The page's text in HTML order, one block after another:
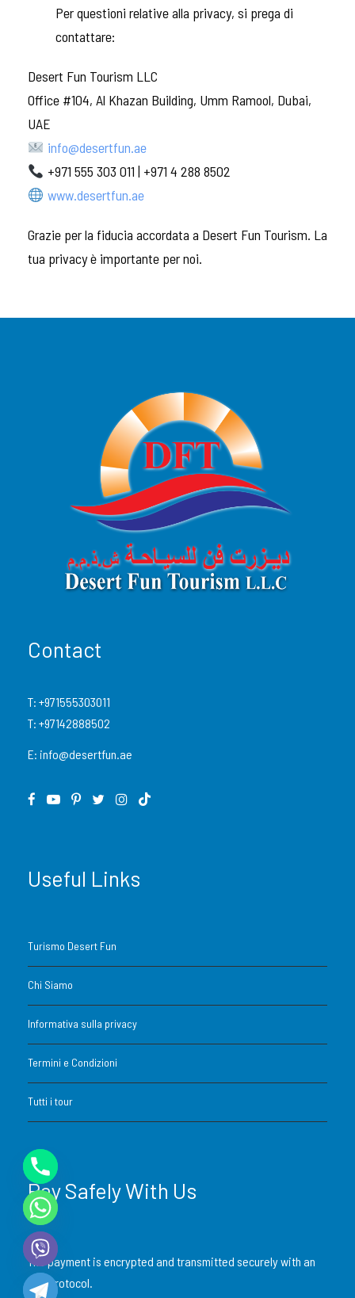
Per questioni relative alla privacy, si prega di
contattare:
Desert Fun Tourism LLC
Office #104, Al Khazan Building, Umm Ramool, Dubai,
UAE
info@desertfun.ae
+971 555 303 011 | +971 4 288 8502
www.desertfun.ae
Grazie per la fiducia accordata a Desert Fun Tourism. La
tua privacy è importante per noi.
Contact
T: +971555303011
T: +97142888502
E: info@desertfun.ae
Useful Links
Turismo Desert Fun
Chi Siamo
Informativa sulla privacy
Termini e Condizioni
Tutti i tour
Pay Safely With Us
The payment is encrypted and transmitted securely with an
SSL protocol.
Y